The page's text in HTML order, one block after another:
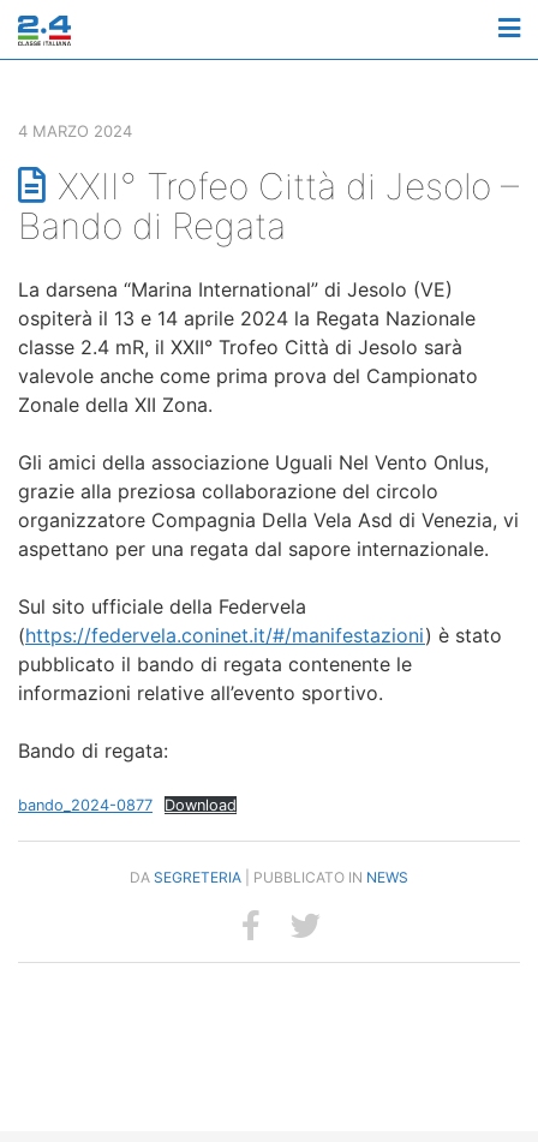
4 MARZO 2024
XXII° Trofeo Città di Jesolo –
Bando di Regata
La darsena “Marina International” di Jesolo (VE)
ospiterà il 13 e 14 aprile 2024 la Regata Nazionale
classe 2.4 mR, il XXII° Trofeo Città di Jesolo sarà
valevole anche come prima prova del Campionato
Zonale della XII Zona.
Gli amici della associazione Uguali Nel Vento Onlus,
grazie alla preziosa collaborazione del circolo
organizzatore Compagnia Della Vela Asd di Venezia, vi
aspettano per una regata dal sapore internazionale.
Sul sito ufficiale della Federvela
(https://federvela.coninet.it/#/manifestazioni) è stato
pubblicato il bando di regata contenente le
informazioni relative all’evento sportivo.
Bando di regata:
bando_2024-0877 Download
DA SEGRETERIA | PUBBLICATO IN NEWS